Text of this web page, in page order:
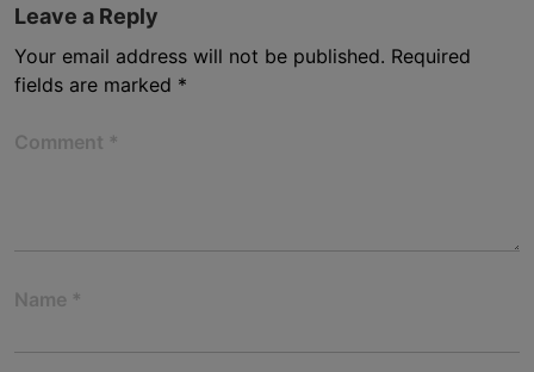
Leave a Reply
Your email address will not be published. Required
fields are marked *
Comment *
Name *